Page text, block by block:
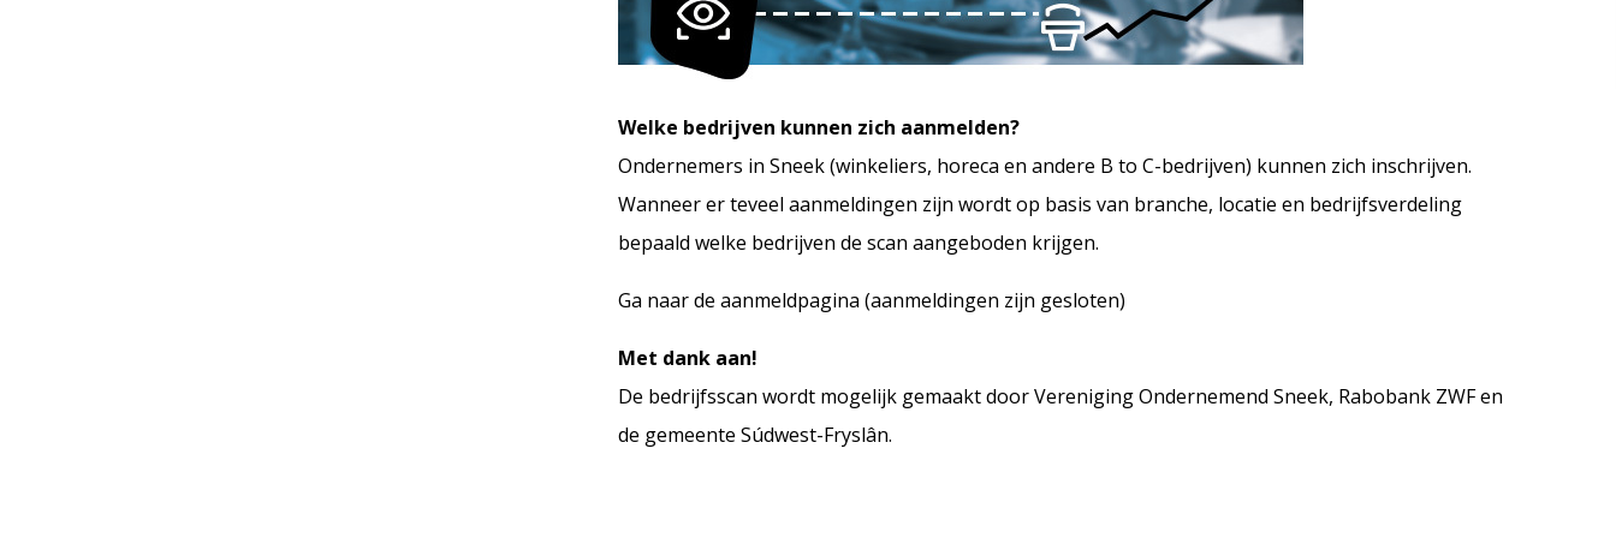
Welke bedrijven kunnen zich aanmelden?
Ondernemers in Sneek (winkeliers, horeca en andere B to C-bedrijven) kunnen zich inschrijven.
Wanneer er teveel aanmeldingen zijn wordt op basis van branche, locatie en bedrijfsverdeling
bepaald welke bedrijven de scan aangeboden krijgen.
Ga naar de aanmeldpagina (aanmeldingen zijn gesloten)
Met dank aan!
De bedrijfsscan wordt mogelijk gemaakt door Vereniging Ondernemend Sneek, Rabobank ZWF en
de gemeente Súdwest-Fryslân.